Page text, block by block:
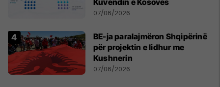
Kuvendin e Kosovës
07/06/2026
BE-ja paralajmëron Shqipërinë
për projektin e lidhur me
Kushnerin
07/06/2026